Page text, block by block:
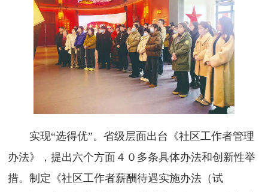
实现“选得优”。省级层面出台《社区工作者管理
办法》，提出六个方面４０多条具体办法和创新性举
措。制定《社区工作者薪酬待遇实施办法（试